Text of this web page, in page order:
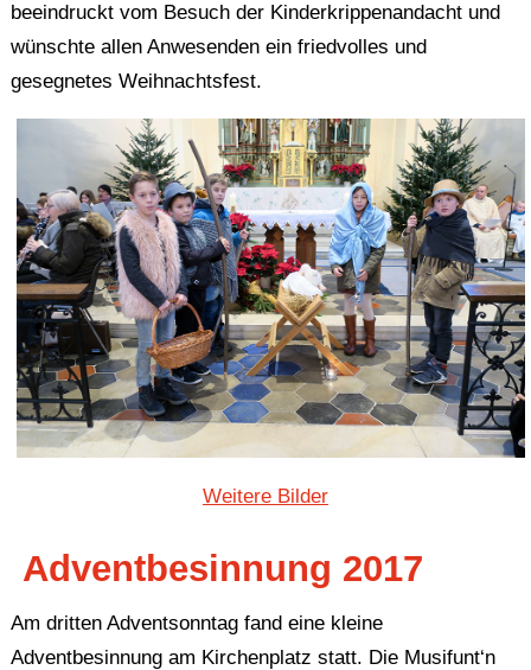
beeindruckt vom Besuch der Kinderkrippenandacht und
wünschte allen Anwesenden ein friedvolles und
gesegnetes Weihnachtsfest.
Weitere Bilder
Adventbesinnung 2017
Am dritten Adventsonntag fand eine kleine
Adventbesinnung am Kirchenplatz statt. Die Musifunt‘n